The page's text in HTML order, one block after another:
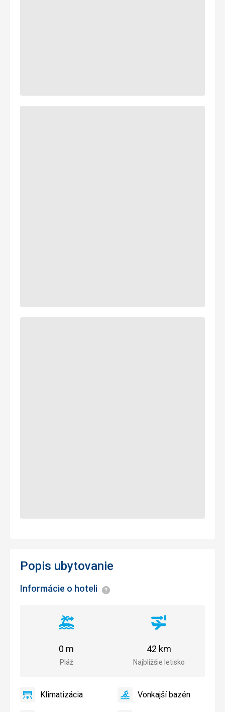
Popis ubytovanie
Informácie o hoteli Informácie
Vzdialenosť
pláže
Pláž
0 m
Vzdialenosť
letiska
Najbližšie letisko
42 km
Klimatizácia
Klimatizácia
áno
VonkajšíVonkajší bazén
áno